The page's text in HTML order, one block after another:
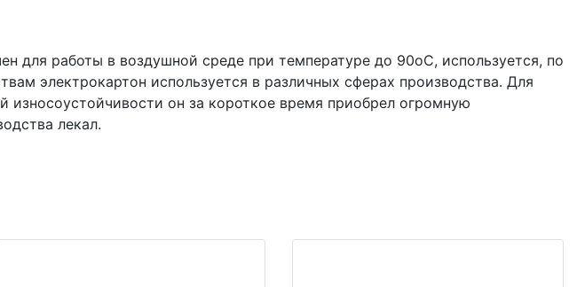
работы в воздушной среде при температуре до 90oC, используется, по
электрокартон используется в различных сферах производства. Для
износоустойчивости он за короткое время приобрел огромную
лекал.